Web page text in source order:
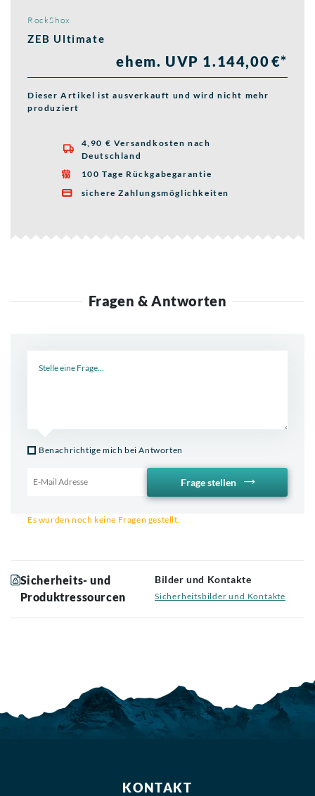
RockShox
ZEB Ultimate
ehem. UVP 1.144,00 €*
Dieser Artikel ist ausverkauft und wird nicht mehr
produziert

4,90 € Versandkosten nach
Deutschland
 100 Tage Rückgabegarantie
 sichere Zahlungsmöglichkeiten
Fragen & Antworten
Benachrichtige mich bei Antworten
Frage stellen
Es wurden noch keine Fragen gestellt.
Sicherheits- und
Produktressourcen
Bilder und Kontakte
Sicherheitsbilder und Kontakte
KONTAKT